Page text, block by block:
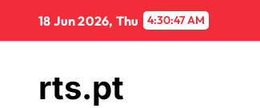
content
18 Jun 2026, Thu 4:30:48 AM
rts.pt